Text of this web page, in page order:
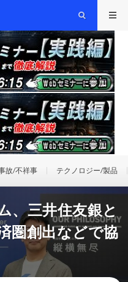
故/不祥事 テクノロジー/製品
、三井住友銀と
圏創出などで協